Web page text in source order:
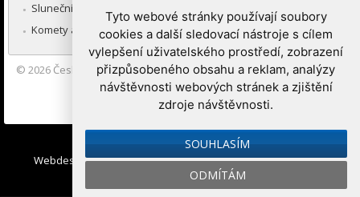
Tyto webové stránky používají soubory
cookies a další sledovací nástroje s cílem
vylepšení uživatelského prostředí, zobrazení
přizpůsobeného obsahu a reklam, analýzy
návštěvnosti webových stránek a zjištění
zdroje návštěvnosti.
SOUHLASÍM
ODMÍTÁM
Sluneční soustava
Komety a meteory
© 2026 Česká astronomická společnost|Hvězdárna a planetárium
Brno spolupracuje se serverem Astro.cz
Webdesign:Medio interactive, Redakční systémIbis CMS:
WebConsult.cz